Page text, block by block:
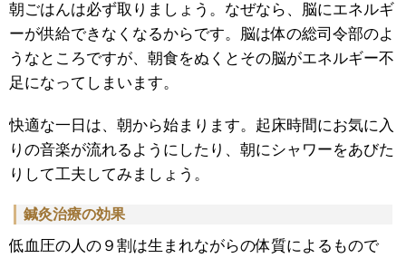
朝ごはんは必ず取りましょう。なぜなら、脳にエネルギ
ーが供給できなくなるからです。脳は体の総司令部のよ
うなところですが、朝食をぬくとその脳がエネルギー不
足になってしまいます。
快適な一日は、朝から始まります。起床時間にお気に入
りの音楽が流れるようにしたり、朝にシャワーをあびた
りして工夫してみましょう。
鍼灸治療の効果
低血圧の人の９割は生まれながらの体質によるもので